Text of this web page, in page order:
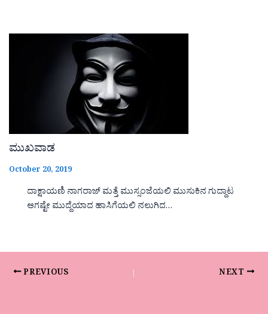
ಮುಖವಾಡ
October 20, 2019
ದಾಕ್ಷಾಯಣಿ ನಾಗರಾಜ್ ಮತ್ತೆ ಮುಸ್ಸಂಜೆಯಲಿ ಮುಸುಕಿನ ಗುದ್ದಾಟ
ಆಗಷ್ಟೇ ಮುದ್ದೆಯಾದ ಹಾಸಿಗೆಯಲಿ ನಲುಗಿದ…
PREVIOUS NEXT